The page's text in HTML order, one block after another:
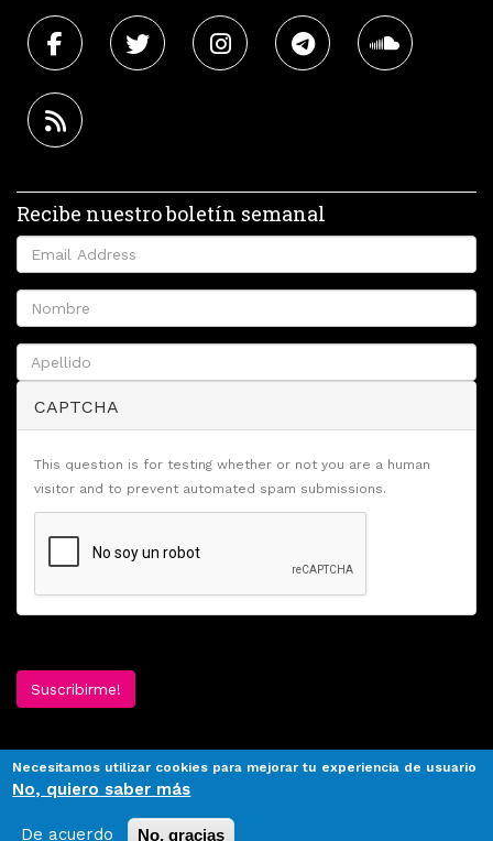
Recibe nuestro boletín semanal
CAPTCHA
This question is for testing whether or not you are a human
visitor and to prevent automated spam submissions.
Suscribirme!
Necesitamos utilizar cookies para mejorar tu experiencia de usuario
No, quiero saber más
De acuerdo No, gracias